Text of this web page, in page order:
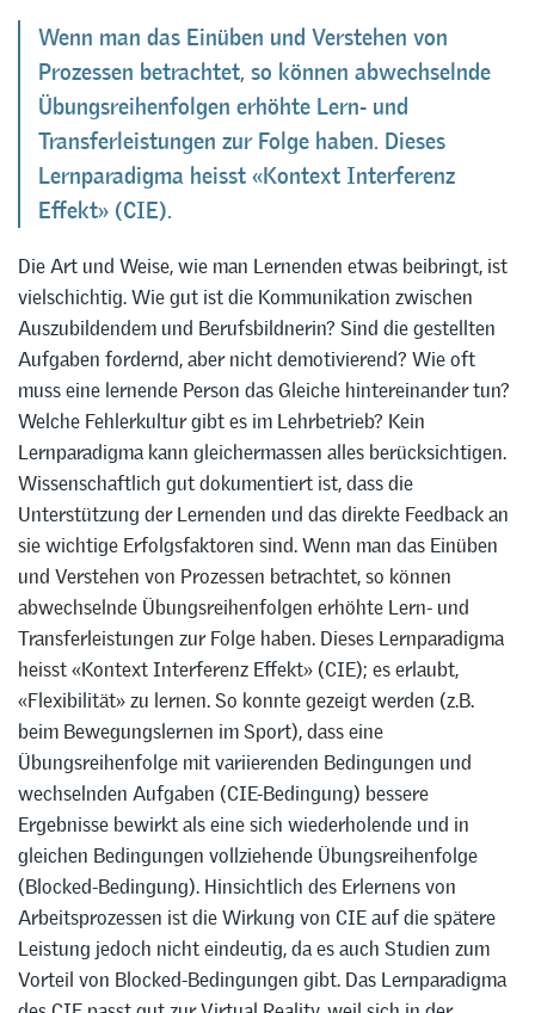
Wenn man das Einüben und Verstehen von
Prozessen betrachtet, so können abwechselnde
Übungsreihenfolgen erhöhte Lern- und
Transferleistungen zur Folge haben. Dieses
Lernparadigma heisst «Kontext Interferenz
Effekt» (CIE).
Die Art und Weise, wie man Lernenden etwas beibringt, ist
vielschichtig. Wie gut ist die Kommunikation zwischen
Auszubildendem und Berufsbildnerin? Sind die gestellten
Aufgaben fordernd, aber nicht demotivierend? Wie oft
muss eine lernende Person das Gleiche hintereinander tun?
Welche Fehlerkultur gibt es im Lehrbetrieb? Kein
Lernparadigma kann gleichermassen alles berücksichtigen.
Wissenschaftlich gut dokumentiert ist, dass die
Unterstützung der Lernenden und das direkte Feedback an
sie wichtige Erfolgsfaktoren sind. Wenn man das Einüben
und Verstehen von Prozessen betrachtet, so können
abwechselnde Übungsreihenfolgen erhöhte Lern- und
Transferleistungen zur Folge haben. Dieses Lernparadigma
heisst «Kontext Interferenz Effekt» (CIE); es erlaubt,
«Flexibilität» zu lernen. So konnte gezeigt werden (z.B.
beim Bewegungslernen im Sport), dass eine
Übungsreihenfolge mit variierenden Bedingungen und
wechselnden Aufgaben (CIE-Bedingung) bessere
Ergebnisse bewirkt als eine sich wiederholende und in
gleichen Bedingungen vollziehende Übungsreihenfolge
(Blocked-Bedingung). Hinsichtlich des Erlernens von
Arbeitsprozessen ist die Wirkung von CIE auf die spätere
Leistung jedoch nicht eindeutig, da es auch Studien zum
Vorteil von Blocked-Bedingungen gibt. Das Lernparadigma